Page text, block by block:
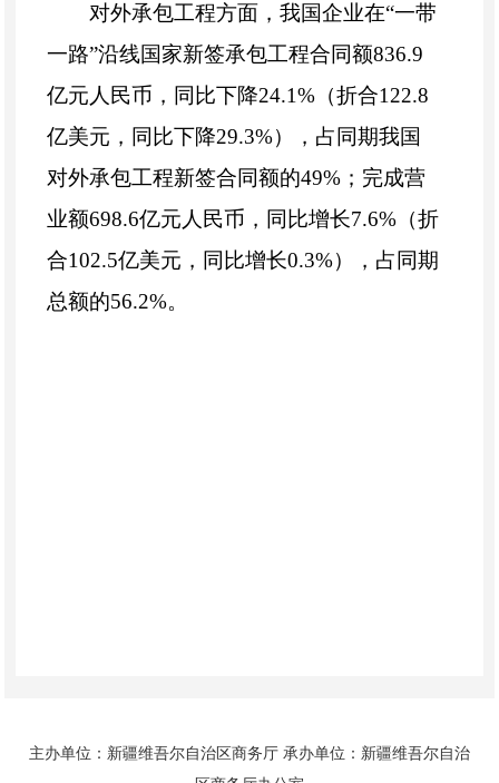
对外承包工程方面，我国企业在“一带
一路”沿线国家新签承包工程合同额836.9
亿元人民币，同比下降24.1%（折合122.8
亿美元，同比下降29.3%），占同期我国
对外承包工程新签合同额的49%；完成营
业额698.6亿元人民币，同比增长7.6%（折
合102.5亿美元，同比增长0.3%），占同期
总额的56.2%。
主办单位：新疆维吾尔自治区商务厅 承办单位：新疆维吾尔自治